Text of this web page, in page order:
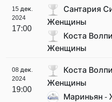
15 дек.
2024
17:00
Сантария
Женщины
Коста
Женщины
08 дек.
2024
19:00
Коста
Женщины
Мариньян